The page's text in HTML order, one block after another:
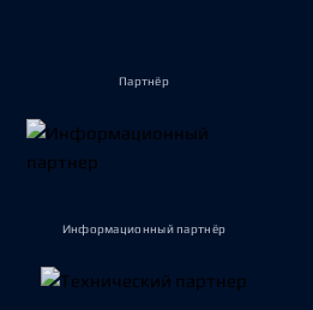
Партнёр
Информационный партнёр